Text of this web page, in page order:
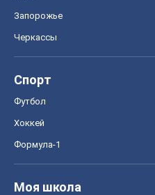
Запорожье
Черкассы
Спорт
Футбол
Хоккей
Формула-1
Моя школа